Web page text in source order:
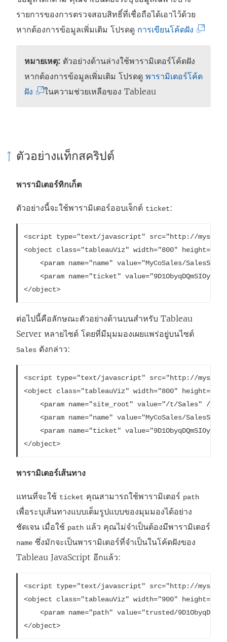
รายการของการตรวจสอบสิทธิ์ที่เชื่อถือได้เอาไว้ด้วย
หากต้องการข้อมูลเพิ่มเติม โปรดดู การเขียนโค้ดฝัง
ง
ก์
า
ง
)
หมายเหตุ: ตัวอย่างด้านล่างใช้พารามิเตอร์โค้ดฝัง
หากต้องการข้อมูลเพิ่มเติม โปรดดู พารามิเตอร์โค้ด
ฝัง
จ
เ
ด
า
า
ง
ใ
ม่
)
ในความช่วยเหลือของ Tableau
ตัวอย่างแท็กสคริปต์
พารามิเตอร์ทิกเก็ต
ตัวอย่างนี้จะใช้พารามิเตอร์ออบเจ็กต์ ticket:
<script type="text/javascript" src="http://
<object class="tableauViz" width="800"
<param name="name" value="MyCoSales/
<param name="ticket"
</object>
ต่อไปนี้คือลักษณะตัวอย่างด้านบนสำหรับ Tableau
Server หลายไซต์ โดยที่มีมุมมองเผยแพร่อยู่บนไซต์
Sales ดังกล่าว:
<script type="text/javascript" src="http://
<object class="tableauViz" width="800"
    <param name="site_root" value="/t/Sales" />
<param name="name" value="MyCoSales/
<param name="ticket"
</object>
พารามิเตอร์เส้นทาง
แทนที่จะใช้ ticket คุณสามารถใช้พารามิเตอร์ path
เพื่อระบุเส้นทางแบบเต็มรูปแบบของมุมมองได้อย่าง
ชัดเจน เมื่อใช้ path แล้ว คุณไม่จำเป็นต้องมีพารามิเตอร์
name ซึ่งมักจะเป็นพารามิเตอร์ที่จำเป็นในโค้ดฝังของ
Tableau JavaScript อีกแล้ว:
<script type="text/javascript" src="http://
<object class="tableauViz" width="900"
<param name="path" value="trusted/
</object>